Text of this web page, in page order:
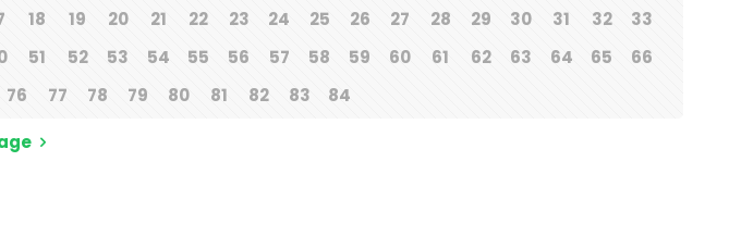
18 19 20 21 22 23 24 25 26 27 28 29 30 31 32
33
51 52 53 54 55 56 57 58 59 60 61 62 63 64 65
66
76 77 78 79 80 81 82 83 84